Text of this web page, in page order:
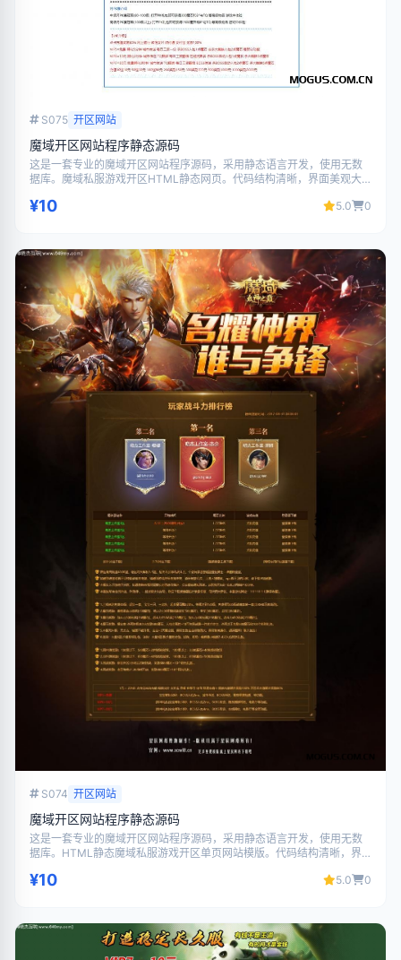
S075 开区网站
魔域开区网站程序静态源码
这是一套专业的魔域开区网站程序源码，采用静态语言开发，使用无数
据库。魔域私服游戏开区HTML静态网页。代码结构清晰，界面美观大
¥10 5.0 0
S074 开区网站
魔域开区网站程序静态源码
这是一套专业的魔域开区网站程序源码，采用静态语言开发，使用无数
据库。HTML静态魔域私服游戏开区单页网站模版。代码结构清晰，界
¥10 5.0 0